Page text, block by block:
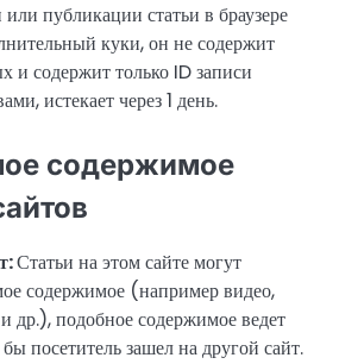
публикации статьи в браузере
куки, он не содержит
и содержит только ID записи
истекает через 1 день.
содержимое
Статьи на этом сайте могут
содержимое (например видео,
др.), подобное содержимое ведет
посетитель зашел на другой сайт.